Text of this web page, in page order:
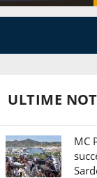
ULTIME
MC